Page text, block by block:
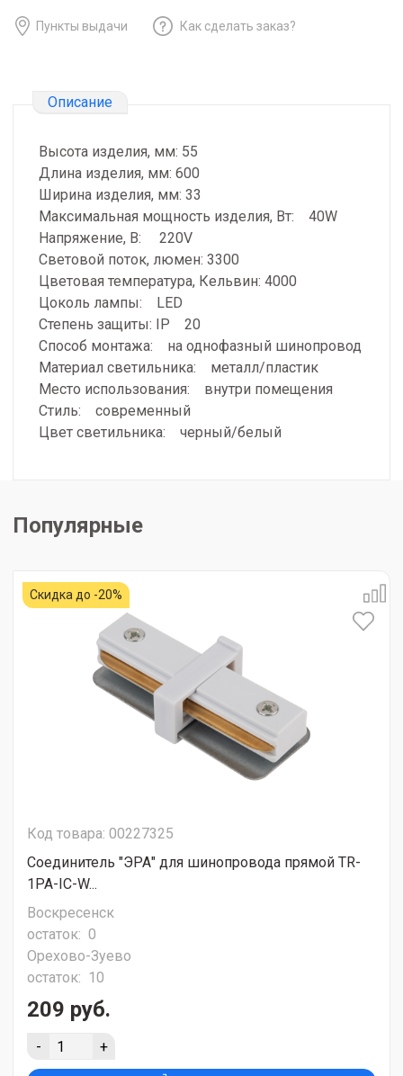
Пункты выдачи Как сделать заказ?
Описание
Высота изделия, мм: 55
Длина изделия, мм: 600
Ширина изделия, мм: 33
Максимальная мощность изделия, Вт: 40W
Напряжение, В: 220V
Световой поток, люмен: 3300
Цветовая температура, Кельвин: 4000
Цоколь лампы: LED
Степень защиты: IP 20
Способ монтажа: на однофазный шинопровод
Материал светильника: металл/пластик
Место использования: внутри помещения
Стиль: современный
Цвет светильника: черный/белый
Популярные
Скидка до -20%
Код товара: 00227325
Соединитель "ЭРА" для шинопровода прямой TR-
1PA-IC-W...
Воскресенск
остаток: 0
Орехово-Зуево
остаток: 10
209 руб.
- +